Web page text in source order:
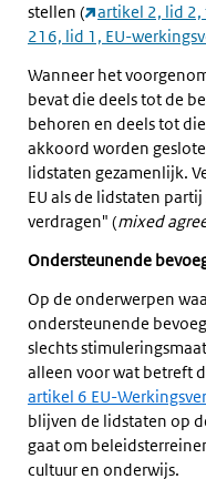
stellen (
artikel 2, lid 2,
216, lid 1, EU-
Wanneer het
bevat die deels tot de
behoren en deels tot
akkoord worden
lidstaten gezamenlijk.
EU als de lidstaten
verdragen" (mixed
Ondersteunende
Op de onderwerpen
ondersteunende
slechts
alleen voor wat betreft
artikel 6 EU-
blijven de lidstaten op
gaat om
cultuur en onderwijs.